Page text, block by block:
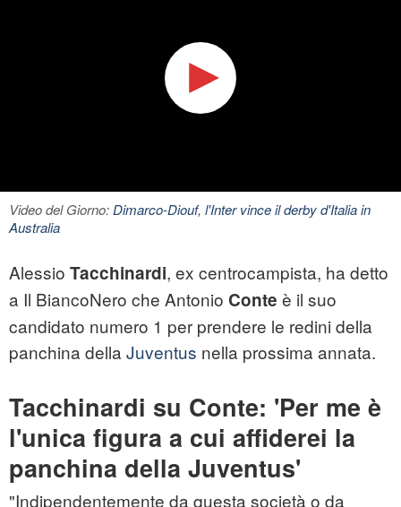
Video del Giorno:Dimarco-Diouf, l'Inter vince il derby d'Italia in
Australia
Alessio Tacchinardi, ex centrocampista, ha detto
a Il BiancoNero che Antonio Conte è il suo
candidato numero 1 per prendere le redini della
panchina della Juventus nella prossima annata.
Tacchinardi su Conte: 'Per me è
l'unica figura a cui affiderei la
panchina della Juventus'
"Indipendentemente da questa società o da